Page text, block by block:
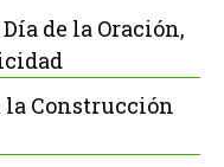
de la Oración,
la Construcción